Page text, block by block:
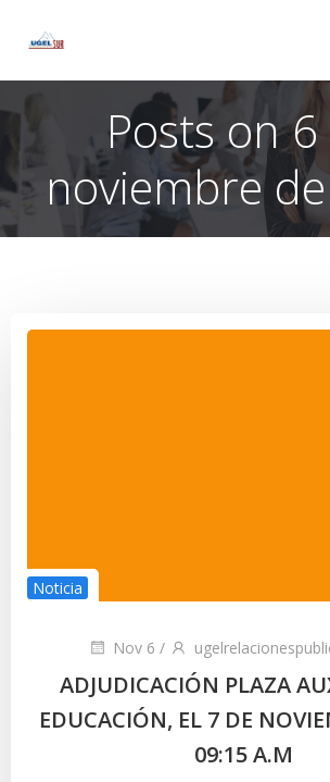
Posts on
noviembre
Noticia
Nov 6 /
ADJUDICACIÓN PLAZA
EDUCACIÓN, EL 7 DE
09:15 A.M